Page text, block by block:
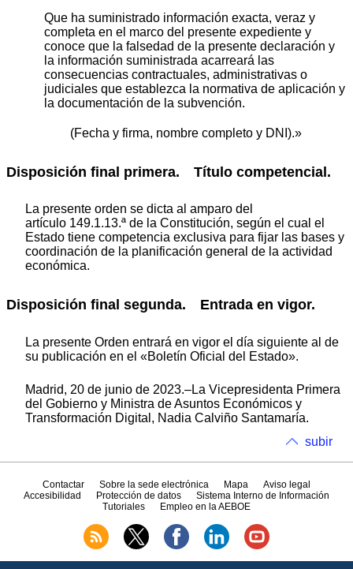
Que ha suministrado información exacta, veraz y
completa en el marco del presente expediente y
conoce que la falsedad de la presente declaración y
la información suministrada acarreará las
consecuencias contractuales, administrativas o
judiciales que establezca la normativa de aplicación y
la documentación de la subvención.
(Fecha y firma, nombre completo y DNI).»
Disposición final primera. Título competencial.
La presente orden se dicta al amparo del
artículo 149.1.13.ª de la Constitución, según el cual el
Estado tiene competencia exclusiva para fijar las bases y
coordinación de la planificación general de la actividad
económica.
Disposición final segunda. Entrada en vigor.
La presente Orden entrará en vigor el día siguiente al de
su publicación en el «Boletín Oficial del Estado».
Madrid, 20 de junio de 2023.–La Vicepresidenta Primera
del Gobierno y Ministra de Asuntos Económicos y
Transformación Digital, Nadia Calviño Santamaría.
subir
Contactar Sobre la sede electrónica Mapa
Aviso legal
Accesibilidad
Protección de datos
Sistema Interno de Información
Tutoriales
Empleo en la AEBOE